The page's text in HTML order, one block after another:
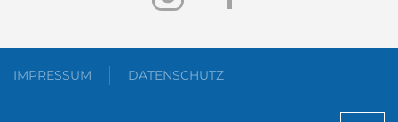
IMPRESSUM DATENSCHUTZ